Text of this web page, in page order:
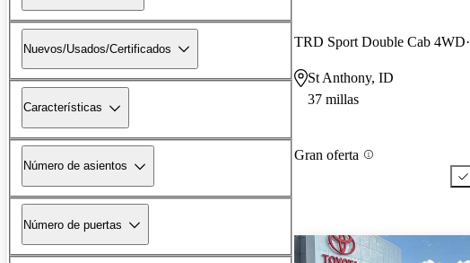
Nuevos/Usados/Certificados
Características
Número de asientos
Número de puertas
TRD Sport Double Cab 4WD
St Anthony, ID
37 millas
Gran oferta